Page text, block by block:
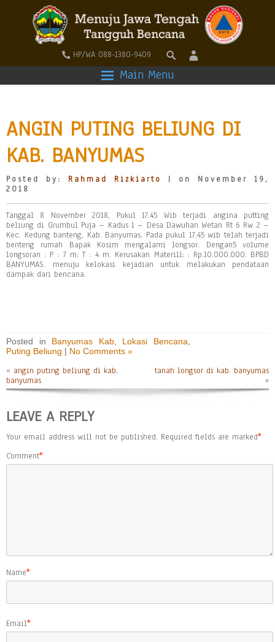
HP/WA 088-1380-9409
Main Menu
ANGIN PUTING BELIUNG DI
KAB. BANYUMAS
Posted by: Rahmad Rizkiarto
| on November 19,
2018
Tanggal 8 November 2018, Pukul 17.45 Wib terjadi angina putting
beliung di Grumbul Puja – Kadus 1 – Desa Dawuhan Wetan Rt 6 Rw 2 –
Kec. Kedung banteng, Kab. Banyumas. Pada pukul 17:45 wib telah terjadi
benteng rumah Bapak Kosim mengalami longsor. Dengan5 volume
longsoran : P : 7 m; T : 4 m. Kerusakan Materill: : Rp.10.000.000. BPBD
BANYUMAS. menuju kelokasi kejadian untuk melakukan pendataan
dampak dari bencana.
Posted in Banyumas Kab, Lokasi Bencana
Puting Beliung | No Comments »
« angin puting beliung di kab.
banyumas
tanah longsor di kab. banyumas
»
LEAVE A REPLY
Your email address will not be published. Required fields are marked*
Comment*
Name*
Email*